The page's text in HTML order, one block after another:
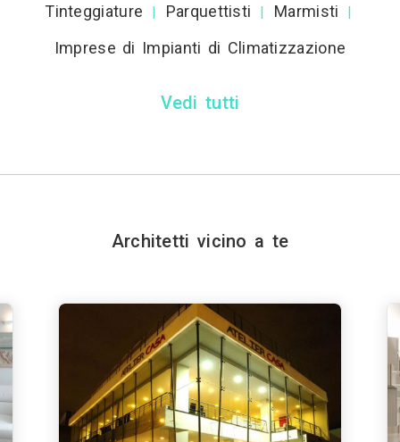
Tinteggiature
| Parquettisti | Marmisti |
Imprese di Impianti di Climatizzazione
Vedi tutti
Architetti vicino a te